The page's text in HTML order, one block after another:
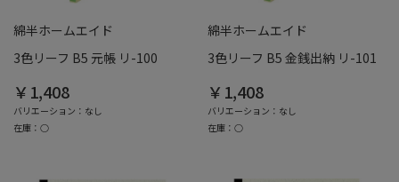
綿半ホームエイド
3色リーフ B5 元帳 リ-100
￥1,408
バリエーション：なし
在庫：○
綿半ホームエイド
3色リーフ B5 金銭出納 リ-101
￥1,408
バリエーション：なし
在庫：○